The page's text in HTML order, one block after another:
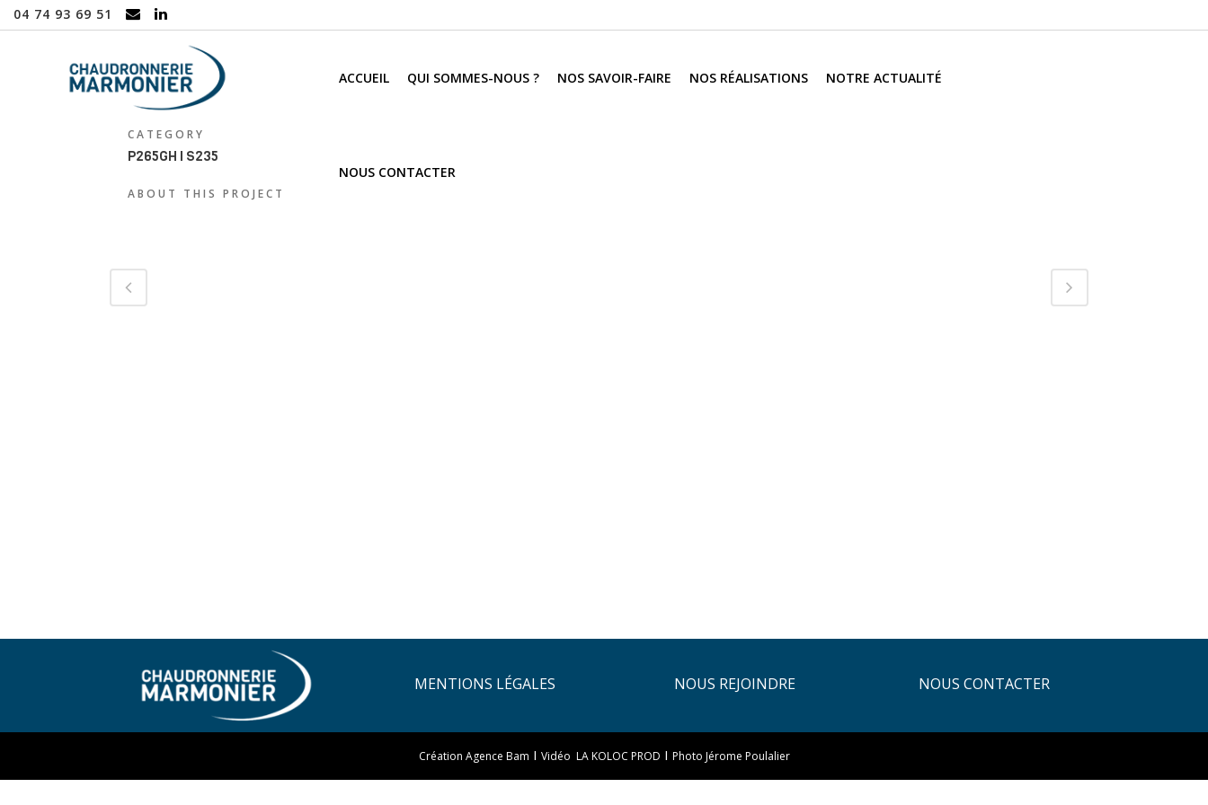
04 74 93 69 51
ACCUEIL QUI SOMMES-NOUS ? NOS SAVOIR-FAIRE NOS RÉALISATIONS NOTRE ACTUALITÉ
NOUS CONTACTER
CATEGORY
P265GH I S235
ABOUT THIS PROJECT
MENTIONS LÉGALES NOUS REJOINDRE NOUS CONTACTER
Création Agence Bam I Vidéo LA KOLOC PROD I Photo Jérome Poulalier